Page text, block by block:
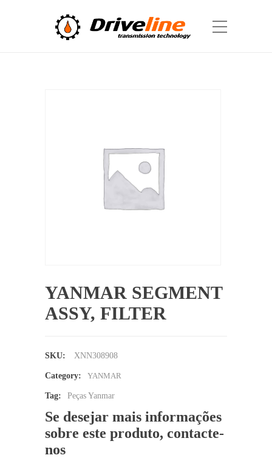
YANMAR SEGMENT
ASSY, FILTER
SKU: XNN308908
Category: YANMAR
Tag: Peças Yanmar
Se desejar mais informações
sobre este produto, contacte-
nos